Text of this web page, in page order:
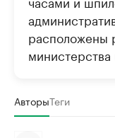
расположены
АвторыТеги